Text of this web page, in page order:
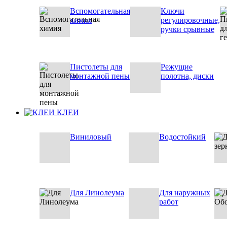
Вспомогательная
химия
Ключи
регулировочные,
ручки срывные
Пистолеты для
монтажной пены
Режущие
полотна, диски
КЛЕИ
Виниловый Водостойкий
Для Линолеума
Для наружных
работ